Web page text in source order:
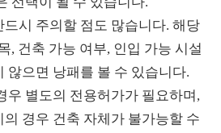
시 주의할 점도 많습니다. 해당
, 건축 가능 여부, 인입 가능 시설
않으면 낭패를 볼 수 있습니다.
우 별도의 전용허가가 필요하며,
경우 건축 자체가 불가능할 수